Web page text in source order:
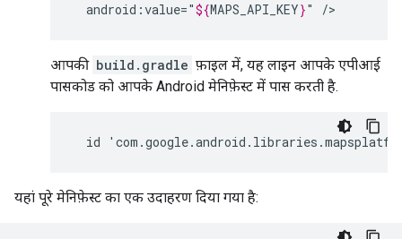
android:value="${MAPS_API_KEY}"
आपकी build.gradle फ़ाइल में, यह लाइन आपके एपीआई
पासकोड को आपके Android मेनिफ़ेस्ट में पास करती है.
यहां पूरे मेनिफ़ेस्ट का एक उदाहरण दिया गया है: